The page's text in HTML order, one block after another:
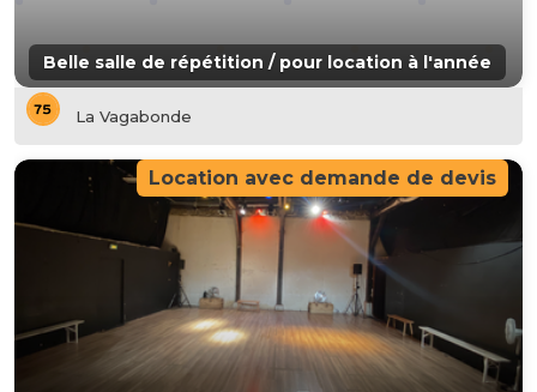
Belle salle de répétition / pour location à l'année
La Vagabonde
Location avec demande de devis